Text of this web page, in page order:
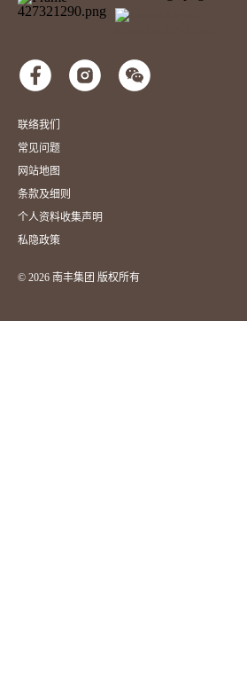
联络我们
常见问题
网站地图
条款及细则
个人资料收集声明
私隐政策
© 2026 南丰集团 版权所有